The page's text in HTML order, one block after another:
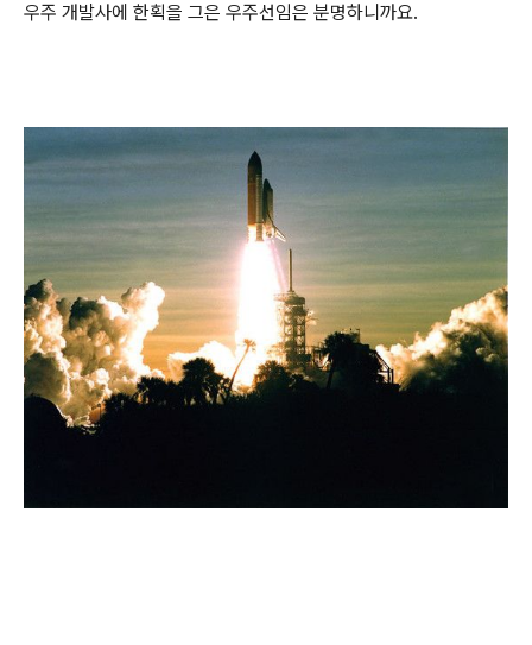
우주 개발사에 한획을 그은 우주선임은 분명하니까요.